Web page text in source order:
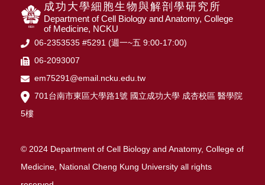
成功大學細胞生物與解剖學研究所
Department of Cell Biology and Anatomy, College
of Medicine, NCKU
06-2353535 #5291 (週一~五 9:00-17:00)
06-2093007
em75291@email.ncku.edu.tw
701台南市東區大學路1號 國立成功大學 成杏校區 醫學院
5樓
© 2024 Department of Cell Biology and Anatomy, College of
Medicine, National Cheng Kung University all rights